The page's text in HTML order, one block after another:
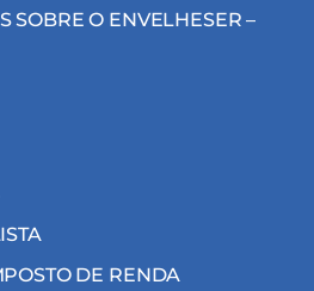
SOBRE O ENVELHESER –
DE RENDA